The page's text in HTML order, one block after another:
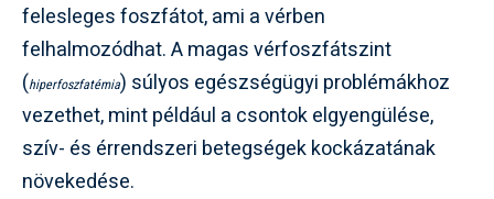
felesleges foszfátot, ami a vérben
felhalmozódhat. A magas vérfoszfátszint
(hiperfoszfatémia) súlyos egészségügyi problémákhoz
vezethet, mint például a csontok elgyengülése,
szív- és érrendszeri betegségek kockázatának
növekedése.